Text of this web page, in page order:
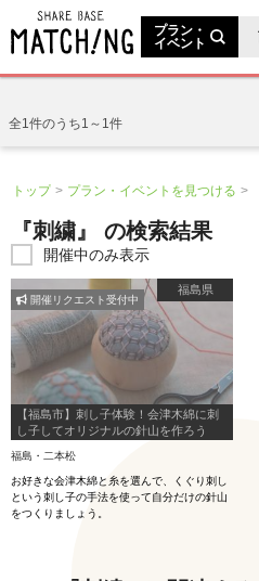
プラン・
イベント
全1件のうち1～1件
トップ プラン・イベントを見つける
『刺繍』 の検索結果
開催中のみ表示
福島県
【福島市】刺し子体験！会津木綿に刺
し子してオリジナルの針山を作ろう
福島・二本松
お好きな会津木綿と糸を選んで、くぐり刺し
という刺し子の手法を使って自分だけの針山
をつくりましょう。
開催リクエスト受付中